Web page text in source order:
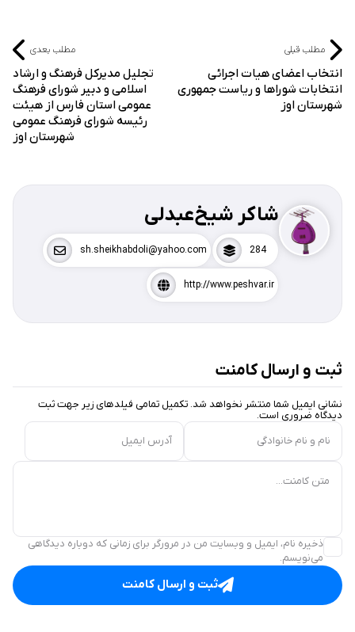
مطلب قبلی
انتخاب اعضای هیات اجرائی
انتخابات شوراها و ریاست جمهوری
شهرستان اوز
مطلب بعدی
تجلیل مدیرکل فرهنگ و ارشاد
اسلامی و دبیر شورای فرهنگ
عمومی استان فارس از هیئت
رئیسه شورای فرهنگ عمومی
شهرستان اوز
شاکر شیخ‌عبدلی
284
sh.sheikhabdoli@yahoo.com
http://www.peshvar.ir
ثبت و ارسال کامنت
نشانی ایمیل شما منتشر نخواهد شد. تکمیل تمامی فیلد‌های زیر جهت ثبت
دیدگاه ضروری است.
نام و نام خانوادگی
آدرس ایمیل
متن کامنت...
ذخیره نام، ایمیل و وبسایت من در مرورگر برای زمانی که دوباره دیدگاهی
می‌نویسم.
ثبت و ارسال کامنت